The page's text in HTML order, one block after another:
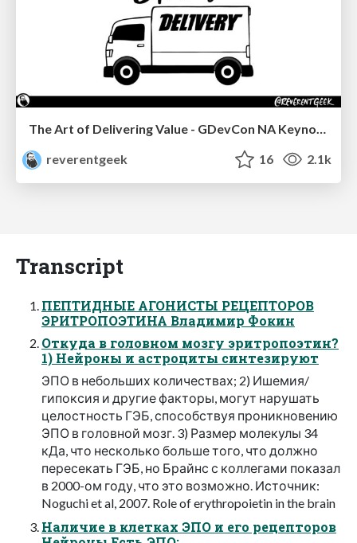
reverentgeek
16 2.1k
Transcript
ПЕПТИДНЫЕ АГОНИСТЫ РЕЦЕПТОРОВ
ЭРИТРОПОЭТИНА Владимир Фокин
Откуда в головном мозгу эритропоэтин?
1) Нейроны и астроциты синтезируют
ЭПО в небольших количествах; 2) Ишемия/
гипоксия и другие факторы, могут нарушать
целостность ГЭБ, способствуя проникновению
ЭПО в головной мозг. 3) Размер молекулы 34
кДа, что несколько больше того, что должно
пересекать ГЭБ, но Брайнс с коллегами показал
в 2000-ом году, что это возможно. Источник:
Noguchi et al, 2007. Role of erythropoietin in the brain
Наличие в клетках ЭПО и его рецепторов